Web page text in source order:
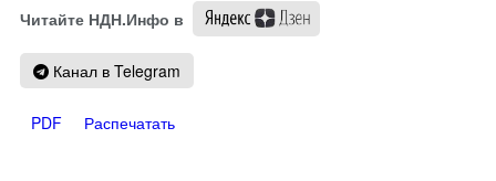
Читайте НДН.Инфо в
Канал в Telegram
PDF Распечатать